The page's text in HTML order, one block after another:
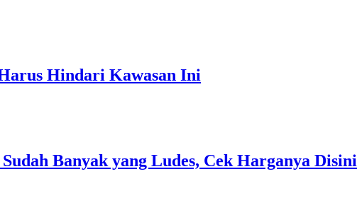
Hindari Kawasan Ini
Banyak yang Ludes, Cek Harganya Disini